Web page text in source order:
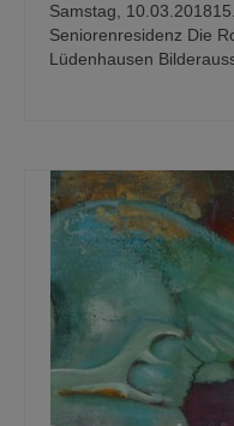
Samstag,
Seniorenresidenz Die
Lüdenhausen